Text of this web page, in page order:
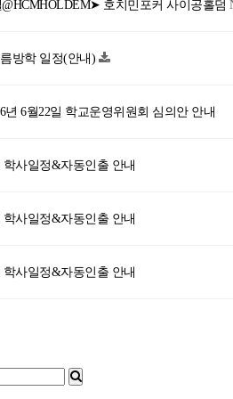
호치민포커 사이공홀덤
름방학 일정(안내)
년 6월22일 학교운영위원회 심의안 안내
학사일정&자동인출 안내
학사일정&자동인출 안내
학사일정&자동인출 안내